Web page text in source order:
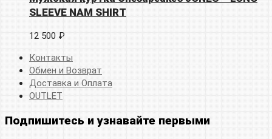
SLEEVE NAM SHIRT
12 500 ₽
Контакты
Обмен и Возврат
Доставка и Оплата
OUTLET
Подпишитесь и узнавайте первыми